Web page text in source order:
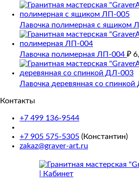
Лавочка полимерная с ящиком
Лавочка полимерная ЛП-004 ₽
Лавочка деревянная со
Контакты
+7 499 136-9544
+7 905 575-5305 (Константин)
zakaz@graver-art.ru